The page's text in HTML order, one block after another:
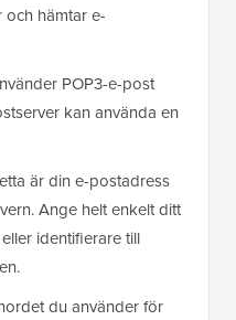
hämtar e-
POP3-e-post
kan använda en
är din e-postadress
Ange helt enkelt ditt
identifierare till
du använder för